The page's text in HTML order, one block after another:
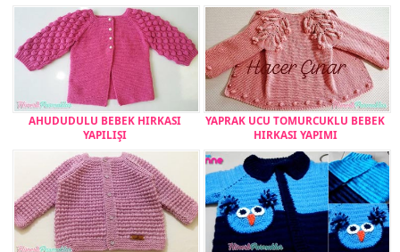
AHUDUDULU BEBEK HIRKASI
YAPILIŞI
YAPRAK UCU TOMURCUKLU BEBEK
HIRKASI YAPIMI